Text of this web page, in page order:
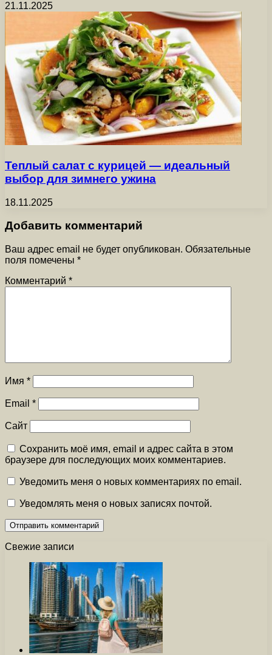
21.11.2025
Теплый салат с курицей — идеальный
выбор для зимнего ужина
18.11.2025
Добавить комментарий
Ваш адрес email не будет опубликован. Обязательные
поля помечены *
Комментарий *
Имя *
Email *
Сайт
Сохранить моё имя, email и адрес сайта в этом
браузере для последующих моих комментариев.
Уведомить меня о новых комментариях по email.
Уведомлять меня о новых записях почтой.
Свежие записи